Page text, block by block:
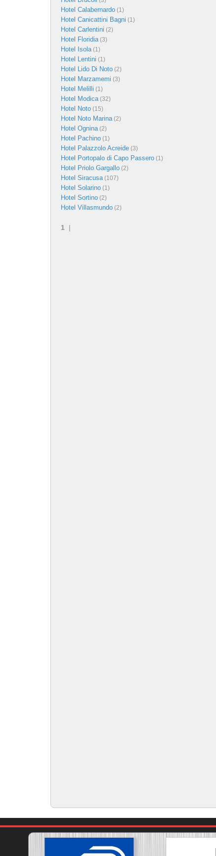
Hotel Calabernardo (1)
Hotel Canicattini Bagni (1)
Hotel Carlentini (2)
Hotel Floridia(3)
Hotel Isola(1)
Hotel Lentini (1)
Hotel Lido Di Noto (2)
Hotel Marzamemi (3)
Hotel Melilli (1)
Hotel Modica(32)
Hotel Noto (15)
Hotel Noto Marina(2)
Hotel Ognina(2)
Hotel Pachino (1)
Hotel Palazzolo Acreide (3)
Hotel Portopalo di Capo Passero (1)
Hotel Priolo Gargallo (2)
Hotel Siracusa(107)
Hotel Solarino (1)
Hotel Sortino (2)
Hotel Villasmundo (2)
1 |